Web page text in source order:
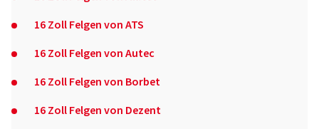
16 Zoll Felgen von ATS
16 Zoll Felgen von Autec
16 Zoll Felgen von Borbet
16 Zoll Felgen von Dezent